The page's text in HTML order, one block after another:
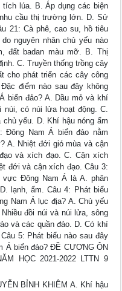
tích lúa. B. Áp dụng các biện
cầu thị trường lớn. D. Sử
21: Cà phê, cao su, hồ tiêu
nguyên nhân chủ yếu nào
đất badan màu mỡ. B. Thị
C. Truyền thống trồng cây
cho phát triển các cây công
điểm nào sau đây không
biển đảo? A. Dầu mỏ và khí
có núi lửa hoạt động. C.
yếu. D. Khí hậu nóng ẩm
Đông Nam Á biển đảo nằm
A. Nhiệt đới gió mùa và cận
và xích đạo. C. Cận xích
đới và cận xích đạo. Câu 3:
Đông Nam Á là A. phân
lạnh, ẩm. Câu 4: Phát biểu
Nam Á lục địa? A. Chủ yếu
đồi núi và núi lửa, sông
và các quần đảo. D. Có khí
5: Phát biểu nào sau đây
Á biển đảo? ĐỀ CƯƠNG ÔN
HỌC 2021-2022 LTTN 9
BỈNH KHIÊM A. Khí hậu